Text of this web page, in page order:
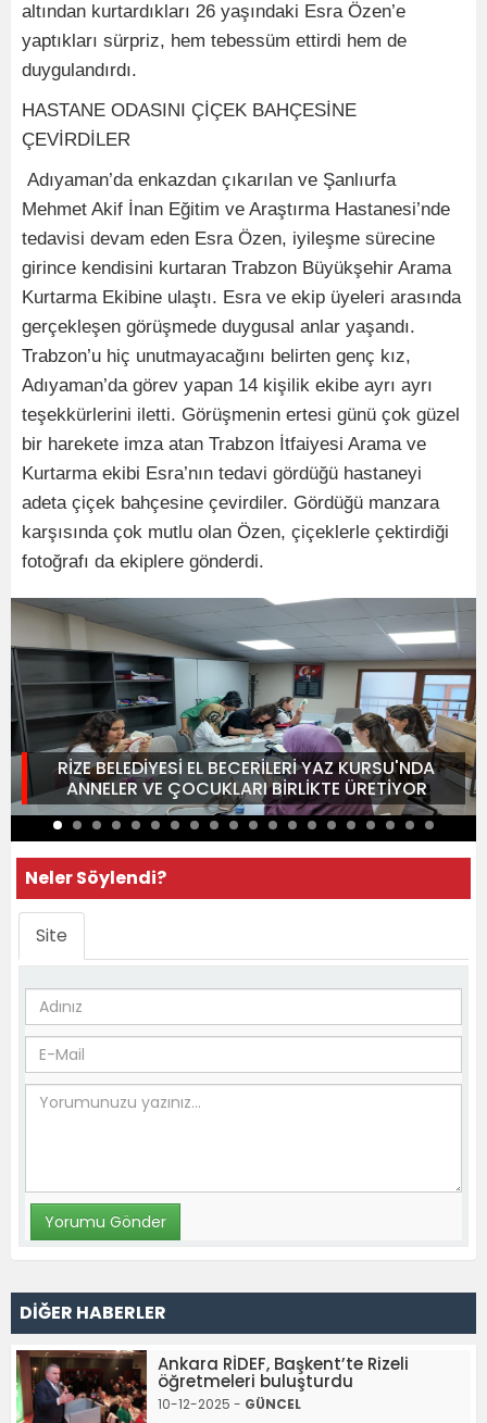
altından kurtardıkları 26 yaşındaki Esra Özen’e
yaptıkları sürpriz, hem tebessüm ettirdi hem de
duygulandırdı.
HASTANE ODASINI ÇİÇEK BAHÇESİNE
ÇEVİRDİLER
Adıyaman’da enkazdan çıkarılan ve Şanlıurfa
Mehmet Akif İnan Eğitim ve Araştırma Hastanesi’nde
tedavisi devam eden Esra Özen, iyileşme sürecine
girince kendisini kurtaran Trabzon Büyükşehir Arama
Kurtarma Ekibine ulaştı. Esra ve ekip üyeleri arasında
gerçekleşen görüşmede duygusal anlar yaşandı.
Trabzon’u hiç unutmayacağını belirten genç kız,
Adıyaman’da görev yapan 14 kişilik ekibe ayrı ayrı
teşekkürlerini iletti. Görüşmenin ertesi günü çok güzel
bir harekete imza atan Trabzon İtfaiyesi Arama ve
Kurtarma ekibi Esra’nın tedavi gördüğü hastaneyi
adeta çiçek bahçesine çevirdiler. Gördüğü manzara
karşısında çok mutlu olan Özen, çiçeklerle çektirdiği
fotoğrafı da ekiplere gönderdi.
RİZE BELEDİYESİ EL BECERİLERİ YAZ KURSU'NDA
ANNELER VE ÇOCUKLARI BİRLİKTE ÜRETİYOR
Neler Söylendi?
Site
DİĞER HABERLER
Ankara RİDEF, Başkent’te Rizeli
öğretmeleri buluşturdu
10-12-2025 - GÜNCEL